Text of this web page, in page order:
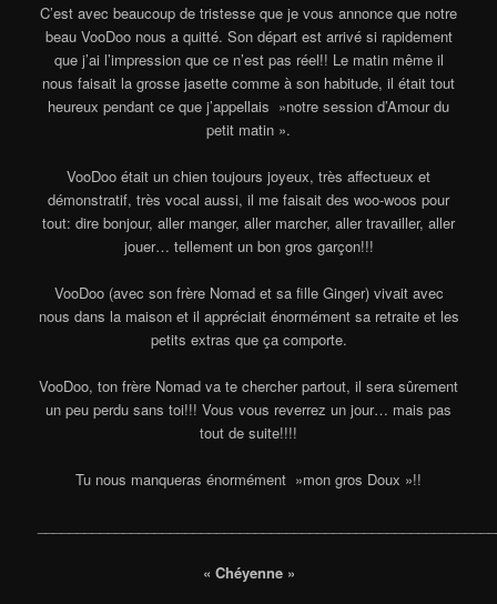
C’est avec beaucoup de tristesse que je vous annonce que notre
beau VooDoo nous a quitté. Son départ est arrivé si rapidement
que j’ai l’impression que ce n’est pas réel!! Le matin même il
nous faisait la grosse jasette comme à son habitude, il était tout
heureux pendant ce que j’appellais »notre session d’Amour du
petit matin ».
VooDoo était un chien toujours joyeux, très affectueux et
démonstratif, très vocal aussi, il me faisait des woo-woos pour
tout: dire bonjour, aller manger, aller marcher, aller travailler, aller
jouer… tellement un bon gros garçon!!!
VooDoo (avec son frère Nomad et sa fille Ginger) vivait avec
nous dans la maison et il appréciait énormément sa retraite et les
petits extras que ça comporte.
VooDoo, ton frère Nomad va te chercher partout, il sera sûrement
un peu perdu sans toi!!! Vous vous reverrez un jour… mais pas
tout de suite!!!!
Tu nous manqueras énormément »mon gros Doux »!!
« Chéyenne »